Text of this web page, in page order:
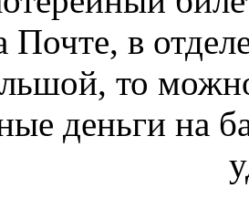
Почте, в
то
деньги на